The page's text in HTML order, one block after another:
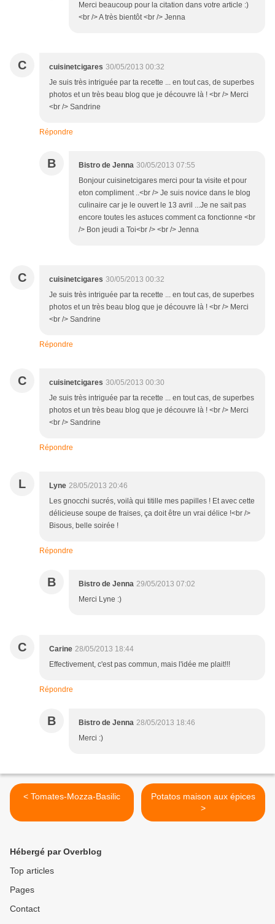
Merci beaucoup pour la citation dans votre article :)
<br /> A très bientôt <br /> Jenna
C cuisinetcigares 30/05/2013 00:32
Je suis très intriguée par ta recette ... en tout cas, de superbes
photos et un très beau blog que je découvre là ! <br /> Merci
<br /> Sandrine
Répondre
B Bistro de Jenna 30/05/2013 07:55
Bonjour cuisinetcigares merci pour ta visite et pour
eton compliment ..<br /> Je suis novice dans le blog
culinaire car je le ouvert le 13 avril ...Je ne sait pas
encore toutes les astuces comment ca fonctionne <br
/> Bon jeudi a Toi<br /> <br /> Jenna
C cuisinetcigares 30/05/2013 00:32
Je suis très intriguée par ta recette ... en tout cas, de superbes
photos et un très beau blog que je découvre là ! <br /> Merci
<br /> Sandrine
Répondre
C cuisinetcigares 30/05/2013 00:30
Je suis très intriguée par ta recette ... en tout cas, de superbes
photos et un très beau blog que je découvre là ! <br /> Merci
<br /> Sandrine
Répondre
L Lyne 28/05/2013 20:46
Les gnocchi sucrés, voilà qui titille mes papilles ! Et avec cette
délicieuse soupe de fraises, ça doit être un vrai délice !<br />
Bisous, belle soirée !
Répondre
B Bistro de Jenna 29/05/2013 07:02
Merci Lyne :)
C Carine 28/05/2013 18:44
Effectivement, c'est pas commun, mais l'idée me plait!!!
Répondre
B Bistro de Jenna 28/05/2013 18:46
Merci :)
< Tomates-Mozza-Basilic
Potatos maison aux épices
>
Hébergé par Overblog
Top articles
Pages
Contact